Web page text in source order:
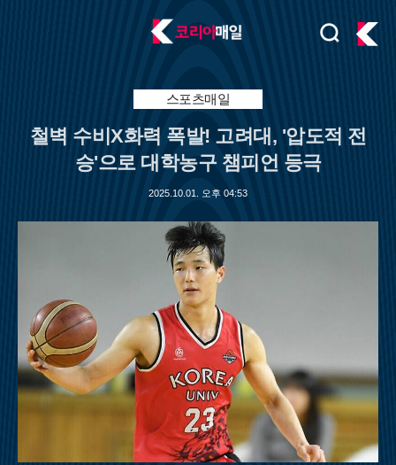
검
주
스포츠매일
철벽 수비X화력 폭발! 고려대, '압도적 전
승'으로 대학농구 챔피언 등극
2025.10.01. 오후 04:53